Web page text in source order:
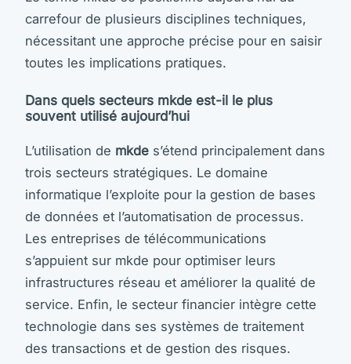
carrefour de plusieurs disciplines techniques,
nécessitant une approche précise pour en saisir
toutes les implications pratiques.
Dans quels secteurs mkde est-il le plus
souvent utilisé aujourd’hui
L’utilisation de mkde s’étend principalement dans
trois secteurs stratégiques. Le domaine
informatique l’exploite pour la gestion de bases
de données et l’automatisation de processus.
Les entreprises de télécommunications
s’appuient sur mkde pour optimiser leurs
infrastructures réseau et améliorer la qualité de
service. Enfin, le secteur financier intègre cette
technologie dans ses systèmes de traitement
des transactions et de gestion des risques.